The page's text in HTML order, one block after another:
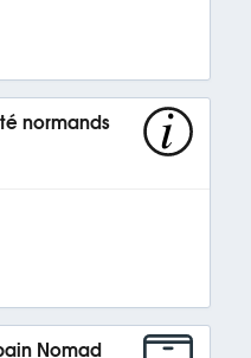
normands
Nomad